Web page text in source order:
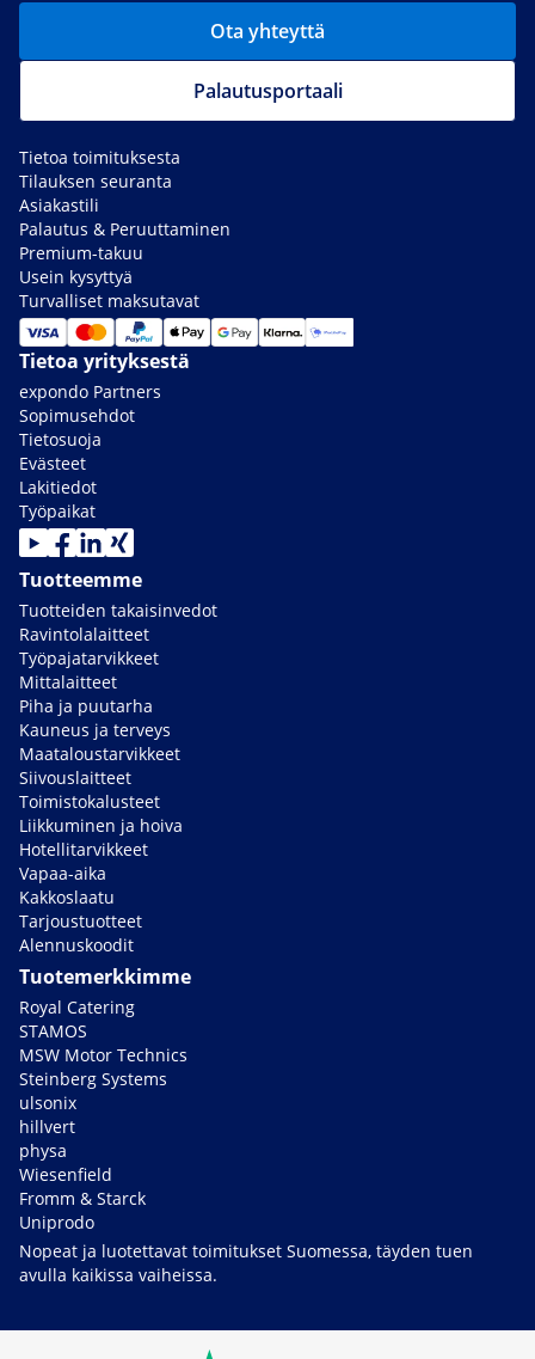
Ota yhteyttä
Palautusportaali
Tietoa toimituksesta
Tilauksen seuranta
Asiakastili
Palautus & Peruuttaminen
Premium-takuu
Usein kysyttyä
Turvalliset maksutavat
Tietoa yrityksestä
expondo Partners
Sopimusehdot
Tietosuoja
Evästeet
Lakitiedot
Työpaikat
Tuotteemme
Tuotteiden takaisinvedot
Ravintolalaitteet
Työpajatarvikkeet
Mittalaitteet
Piha ja puutarha
Kauneus ja terveys
Maataloustarvikkeet
Siivouslaitteet
Toimistokalusteet
Liikkuminen ja hoiva
Hotellitarvikkeet
Vapaa-aika
Kakkoslaatu
Tarjoustuotteet
Alennuskoodit
Tuotemerkkimme
Royal Catering
STAMOS
MSW Motor Technics
Steinberg Systems
ulsonix
hillvert
physa
Wiesenfield
Fromm & Starck
Uniprodo
Nopeat ja luotettavat toimitukset Suomessa, täyden tuen
avulla kaikissa vaiheissa.